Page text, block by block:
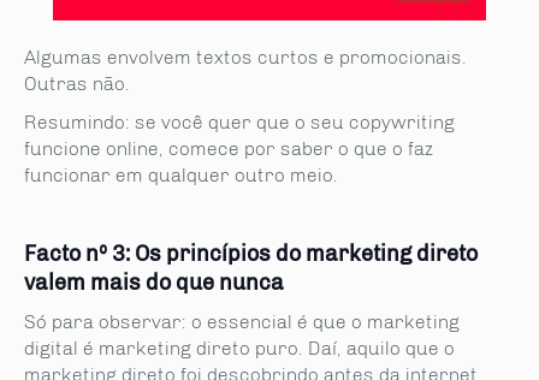
Algumas envolvem textos curtos e promocionais.
Outras não.
Resumindo: se você quer que o seu copywriting
funcione online, comece por saber o que o faz
funcionar em qualquer outro meio.
Facto nº 3: Os princípios do marketing direto
valem mais do que nunca
Só para observar: o essencial é que o marketing
digital é marketing direto puro. Daí, aquilo que o
marketing direto foi descobrindo antes da internet